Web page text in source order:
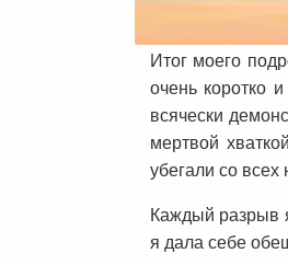
Итог моего
очень коротко
всячески
мертвой
убегали со всех
Каждый разрыв
я дала себе